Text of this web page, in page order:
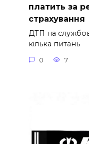
платить за
страхування
ДТП на
кілька питань
0 7